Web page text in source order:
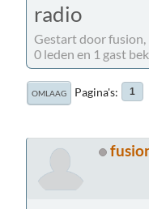
radio
Gestart door
0 leden en 1 gast
OMLAAG Pagina's 1